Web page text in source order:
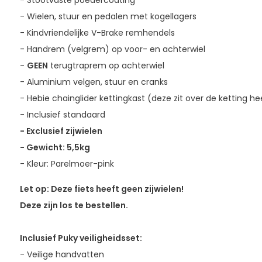
- Wielen, stuur en pedalen met kogellagers
- Kindvriendelijke V-Brake remhendels
- Handrem (velgrem) op voor- en achterwiel
- GEEN terugtraprem op achterwiel
- Aluminium velgen, stuur en cranks
- Hebie chainglider kettingkast (deze zit over de ketting
- Inclusief standaard
- Exclusief zijwielen
- Gewicht: 5,5kg
- Kleur: Parelmoer-pink
Let op: Deze fiets heeft geen zijwielen!
Deze zijn los te bestellen.
Inclusief Puky veiligheidsset:
- Veilige handvatten